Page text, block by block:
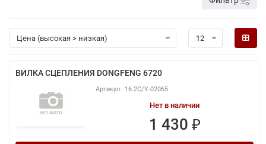
ВИЛКА СЦЕПЛЕНИЯ DONGFENG 6720
16.2C/Y-02065
Нет в наличии
1 430 ₽